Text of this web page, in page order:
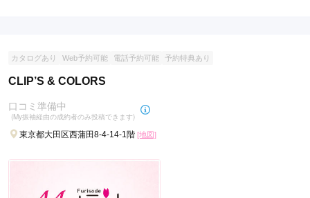
カタログあり Web予約可能 電話予約可能 予約特典あり
CLIP’S & COLORS
口コミ準備中
(My振袖経由の成約者のみ投稿できます)
東京都大田区西蒲田8-4-14-1階 [地図]